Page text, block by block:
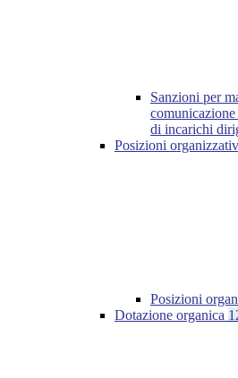
Sanzioni per
di incarichi
Posizioni
Posizioni
Dotazione organica